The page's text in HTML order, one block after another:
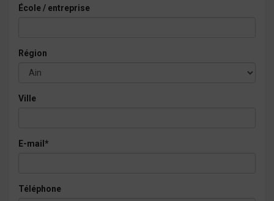
École / entreprise
Région
Ville
E-mail*
Téléphone